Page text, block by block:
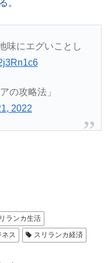
。
味にエグいことし
の攻略法」
2022
ランカ生活
ネス スリランカ経済